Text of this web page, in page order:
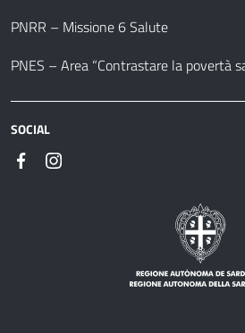
PNRR – Missione 6 Salute
PNES – Area “Contrastare la povertà
SOCIAL